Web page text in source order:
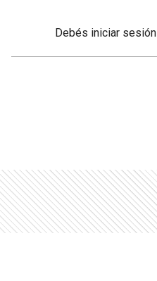
Debés iniciar sesión